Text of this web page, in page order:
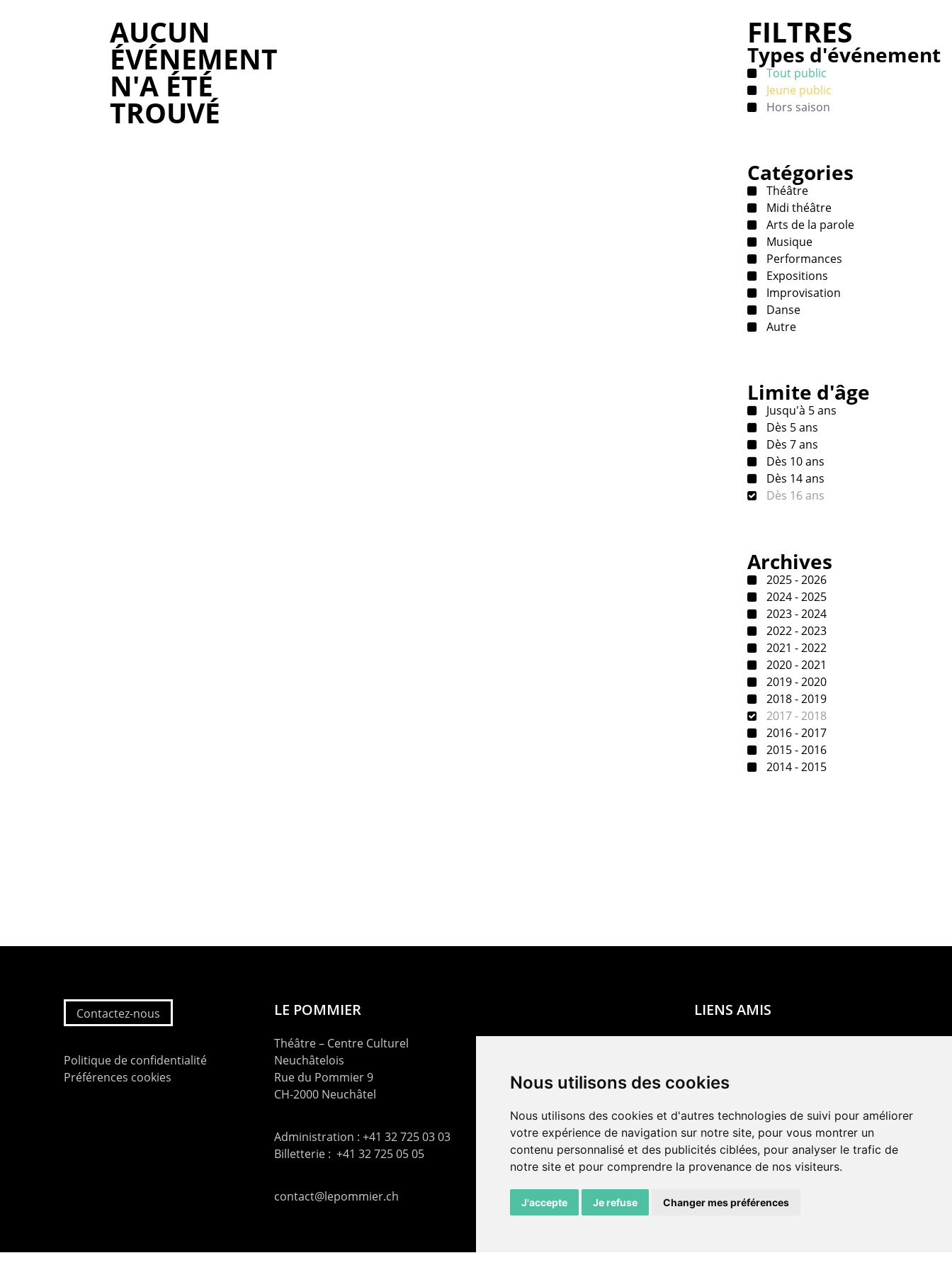
Nous utilisons des cookies
Nous utilisons des cookies et d'autres technologies de suivi pour améliorer
votre expérience de navigation sur notre site, pour vous montrer un
contenu personnalisé et des publicités ciblées, pour analyser le trafic de
notre site et pour comprendre la provenance de nos visiteurs.
J'accepte Je refuse Changer mes préférences
AUCUN
ÉVÉNEMENT
N'A ÉTÉ
TROUVÉ
FILTRES
Types d'événement
Tout public
Jeune public
Hors saison
Catégories
Théâtre
Midi théâtre
Arts de la parole
Musique
Performances
Expositions
Improvisation
Danse
Autre
Limite d'âge
Jusqu'à 5 ans
Dès 5 ans
Dès 7 ans
Dès 10 ans
Dès 14 ans
Dès 16 ans
Archives
2025 - 2026
2024 - 2025
2023 - 2024
2022 - 2023
2021 - 2022
2020 - 2021
2019 - 2020
2018 - 2019
2017 - 2018
2016 - 2017
2015 - 2016
2014 - 2015
Contactez-nous
Politique de confidentialité
Préférences cookies
LE POMMIER
Théâtre – Centre Culturel
Neuchâtelois
Rue du Pommier 9
CH-2000 Neuchâtel
Administration : +41 32 725 03 03
Billetterie : +41 32 725 05 05
contact@lepommier.ch
LIENS AMIS